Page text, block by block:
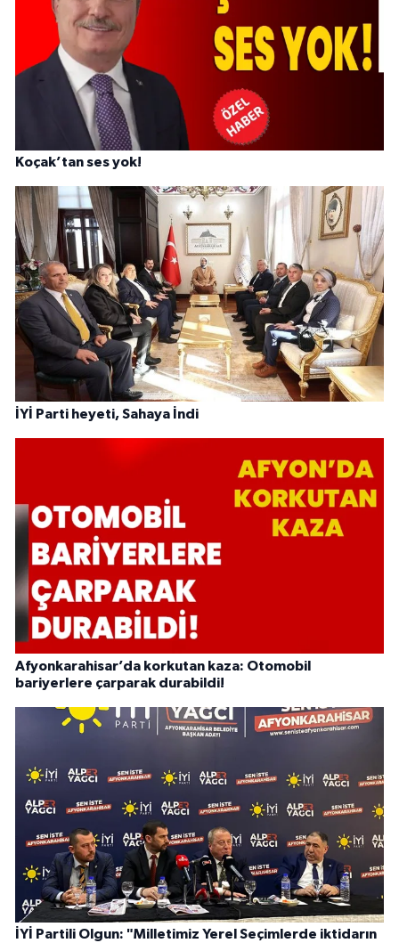
Koçak’tan ses yok!
İYİ Parti heyeti, Sahaya İndi
Afyonkarahisar’da korkutan kaza: Otomobil
bariyerlere çarparak durabildi!
İYİ Partili Olgun: "Milletimiz Yerel Seçimlerde iktidarın